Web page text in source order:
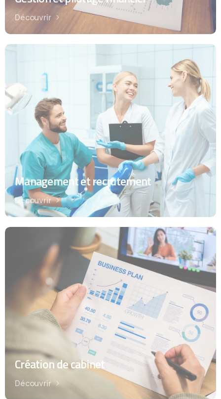
Découvrir
Management et recrutement
Découvrir
Création de cabinet
Découvrir